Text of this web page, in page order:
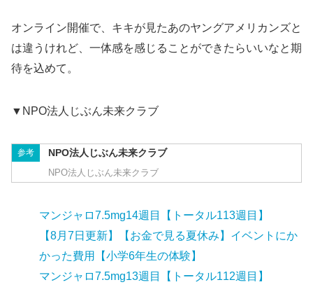
オンライン開催で、キキが見たあのヤングアメリカンズと
は違うけれど、一体感を感じることができたらいいなと期
待を込めて。
▼NPO法人じぶん未来クラブ
参考 NPO法人じぶん未来クラブ
NPO法人じぶん未来クラブ
マンジャロ7.5mg14週目【トータル113週目】
【8月7日更新】【お金で見る夏休み】イベントにか
かった費用【小学6年生の体験】
マンジャロ7.5mg13週目【トータル112週目】